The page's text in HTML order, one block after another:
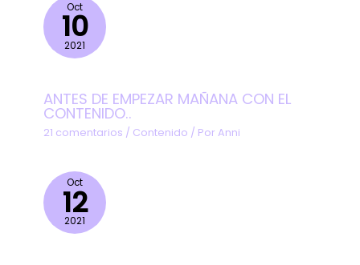
Oct
10
2021
ANTES DE EMPEZAR MAÑANA CON EL
CONTENIDO..
21 comentarios / Contenido / PorAnni
Oct
12
2021